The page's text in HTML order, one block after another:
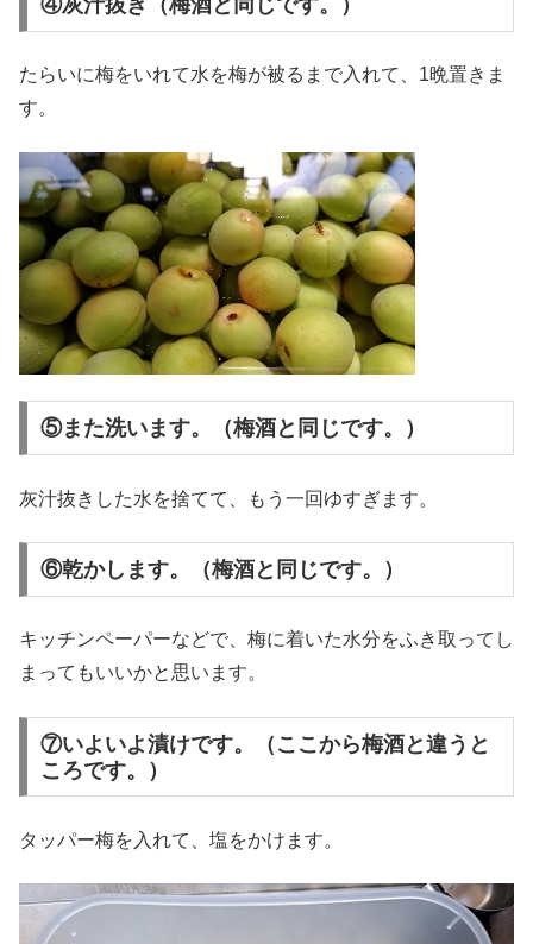
たらいに梅をいれて水を梅が被るまで入れて、1晩置きま
す。
⑤また洗います。（梅酒と同じです。）
灰汁抜きした水を捨てて、もう一回ゆすぎます。
⑥乾かします。（梅酒と同じです。）
キッチンペーパーなどで、梅に着いた水分をふき取ってし
まってもいいかと思います。
⑦いよいよ漬けです。（ここから梅酒と違うと
ころです。）
タッパー梅を入れて、塩をかけます。